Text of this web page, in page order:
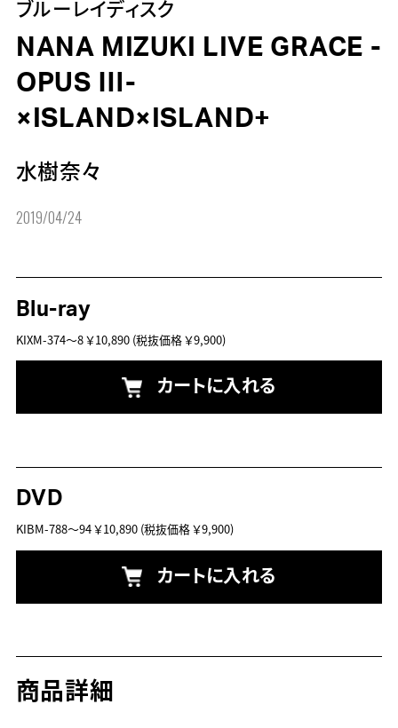
ブルーレイディスク
NANA MIZUKI LIVE GRACE -
OPUS Ⅲ-
×ISLAND×ISLAND+
水樹奈々
2019/04/24
Blu-ray
KIXM-374～8￥10,890(税抜価格 ￥9,900)
カートに入れる
DVD
KIBM-788～94￥10,890(税抜価格 ￥9,900)
カートに入れる
商品詳細